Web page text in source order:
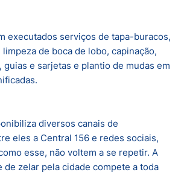
executados serviços de tapa-buracos,
de boca de lobo, capinação,
guias e sarjetas e plantio de mudas em
diversos canais de
eles a Central 156 e redes sociais,
esse, não voltem a se repetir. A
de zelar pela cidade compete a toda